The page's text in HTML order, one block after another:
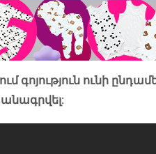
գոյություն ունի